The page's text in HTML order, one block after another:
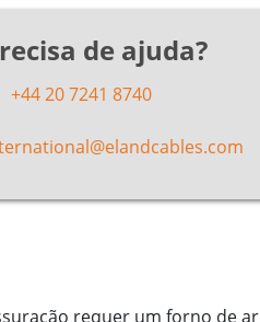
de ajuda?
+44 20 7241 8740
requer um forno de ar